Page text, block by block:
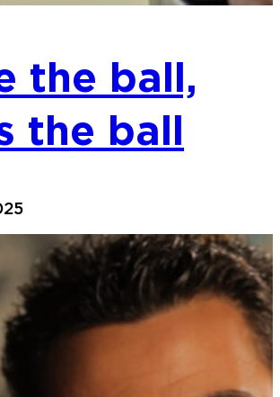
the ball,
the ball